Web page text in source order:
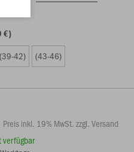
€)
(39-42) (43-46)
Preis inkl. 19% MwSt. zzgl. Versand
verfügbar